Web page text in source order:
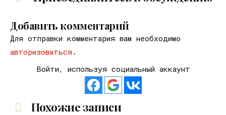
Добавить комментарий
Для отправки комментария вам необходимо
авторизоваться .
Войти, используя социальный аккаунт
Похожие записи